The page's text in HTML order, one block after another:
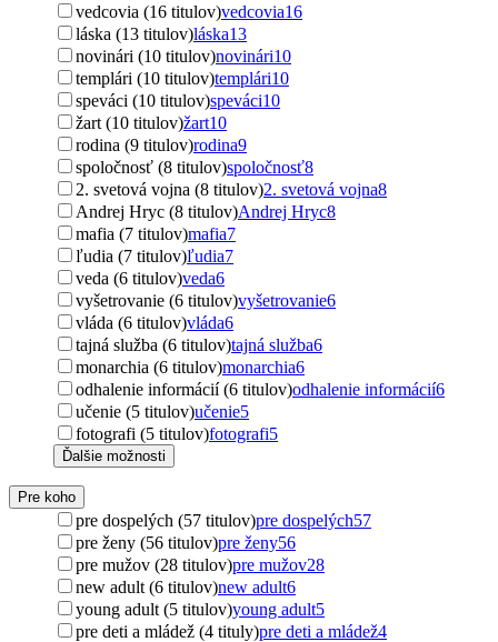
vedcovia (16 titulov)vedcovia16
láska (13 titulov)láska13
novinári (10 titulov)novinári10
templári (10 titulov)templári10
speváci (10 titulov)speváci10
žart (10 titulov)žart10
rodina (9 titulov)rodina9
spoločnosť (8 titulov)spoločnosť8
2. svetová vojna (8 titulov)2. svetová vojna8
Andrej Hryc (8 titulov)Andrej Hryc8
mafia (7 titulov)mafia7
ľudia (7 titulov)ľudia7
veda (6 titulov)veda6
vyšetrovanie (6 titulov)vyšetrovanie6
vláda (6 titulov)vláda6
tajná služba (6 titulov)tajná služba6
monarchia (6 titulov)monarchia6
odhalenie informácií (6 titulov)odhalenie informácií6
učenie (5 titulov)učenie5
fotografi (5 titulov)fotografi5
Ďalšie možnosti
Pre koho
pre dospelých (57 titulov)pre dospelých57
pre ženy (56 titulov)pre ženy56
pre mužov (28 titulov)pre mužov28
new adult (6 titulov)new adult6
young adult (5 titulov)young adult5
pre deti a mládež (4 tituly)pre deti a mládež4